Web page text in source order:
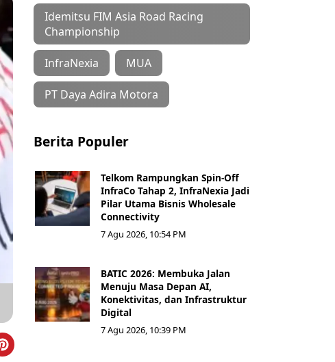
Idemitsu FIM Asia Road Racing
Championship
InfraNexia MUA
PT Daya Adira Motora
Berita Populer
Telkom Rampungkan Spin-Off
InfraCo Tahap 2, InfraNexia Jadi
Pilar Utama Bisnis Wholesale
Connectivity
7 Agu 2026, 10:54 PM
BATIC 2026: Membuka Jalan
Menuju Masa Depan AI,
Konektivitas, dan Infrastruktur
Digital
7 Agu 2026, 10:39 PM